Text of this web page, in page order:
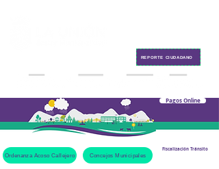
Pagos Online
Ordenanza Acoso Callejero Concejos Municipales
Fiscalización Tránsito
REPORTE CIUDADANO